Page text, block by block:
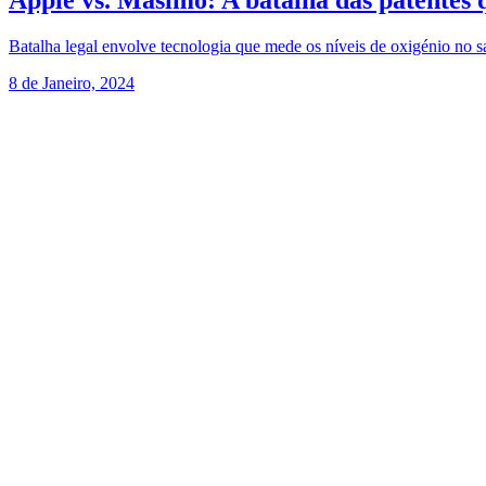
Batalha legal envolve tecnologia que mede os níveis de oxigénio no
8 de Janeiro, 2024